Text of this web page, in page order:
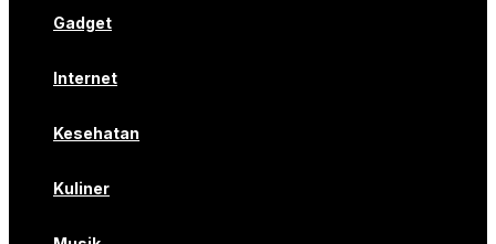
Gadget
Internet
Kesehatan
Kuliner